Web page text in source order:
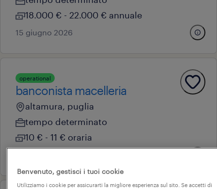
18.000 € - 22.000 € annuale
15 giugno 2026
operational
banconista macelleria
altamura, puglia
tempo determinato
10 € - 11 € oraria
Benvenuto, gestisci i tuoi cookie
Utilizziamo i cookie per assicurarti la migliore esperienza sul sito. Se accetti di